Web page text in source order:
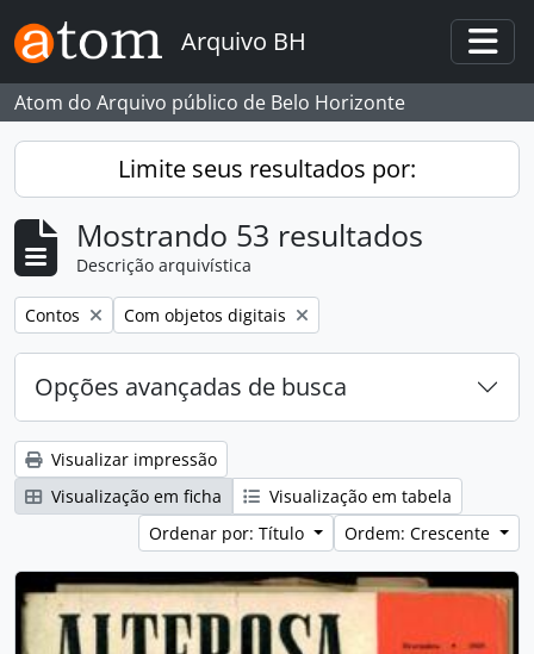
Skip to main content
Arquivo BH
Atom do Arquivo público de Belo Horizonte
Limite seus resultados por:
Mostrando 53 resultados
Descrição arquivística
Remover filtro:
Contos Remover filtro:
Com objetos digitais
Opções avançadas de busca
Visualizar impressão
Visualização em ficha
Visualização em tabela
Ordenar por: Título
Ordem: Crescente